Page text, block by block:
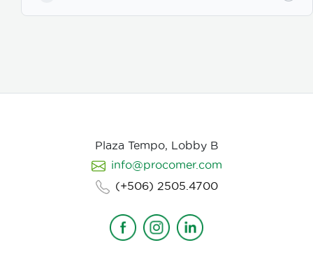
Plaza Tempo, Lobby B
info@procomer.com
(+506) 2505.4700